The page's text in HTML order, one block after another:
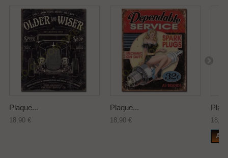
Plaque...
18,90 €
Plaque...
18,90 €